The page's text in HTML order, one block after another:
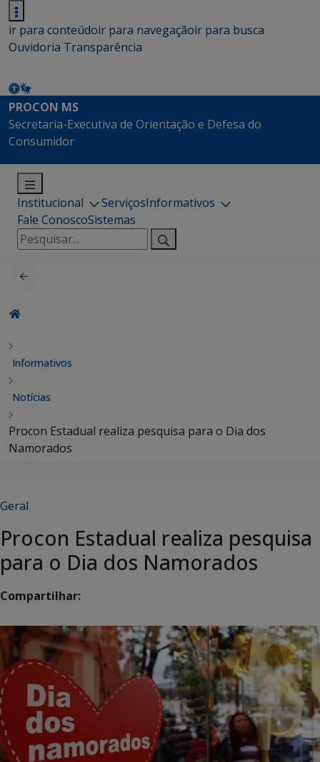
ir para conteúdoir para navegaçãoir para busca
Ouvidoria Transparência
PROCON MS
Secretaria-Executiva de Orientação e Defesa do
Consumidor
Institucional ServiçosInformativos
Fale ConoscoSistemas
Pesquisar
por:
Informativos
Notícias
Procon Estadual realiza pesquisa para o Dia dos
Namorados
Geral
Procon Estadual realiza pesquisa
para o Dia dos Namorados
Compartilhar: